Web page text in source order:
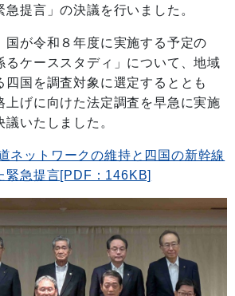
提言」の決議を行いました。
が令和８年度に実施する予定の
るケーススタディ」について、地域
四国を調査対象に選定するととも
上げに向けた法定調査を早急に実施
いたしました。
ネットワークの維持と四国の新幹線
緊急提言[PDF：146KB]